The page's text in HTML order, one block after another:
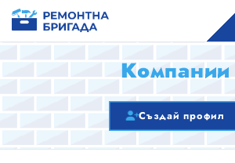
КОМПАНИИ
Компании
Създай профил